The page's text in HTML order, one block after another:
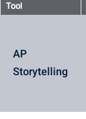
Tool
AP
Storytelling